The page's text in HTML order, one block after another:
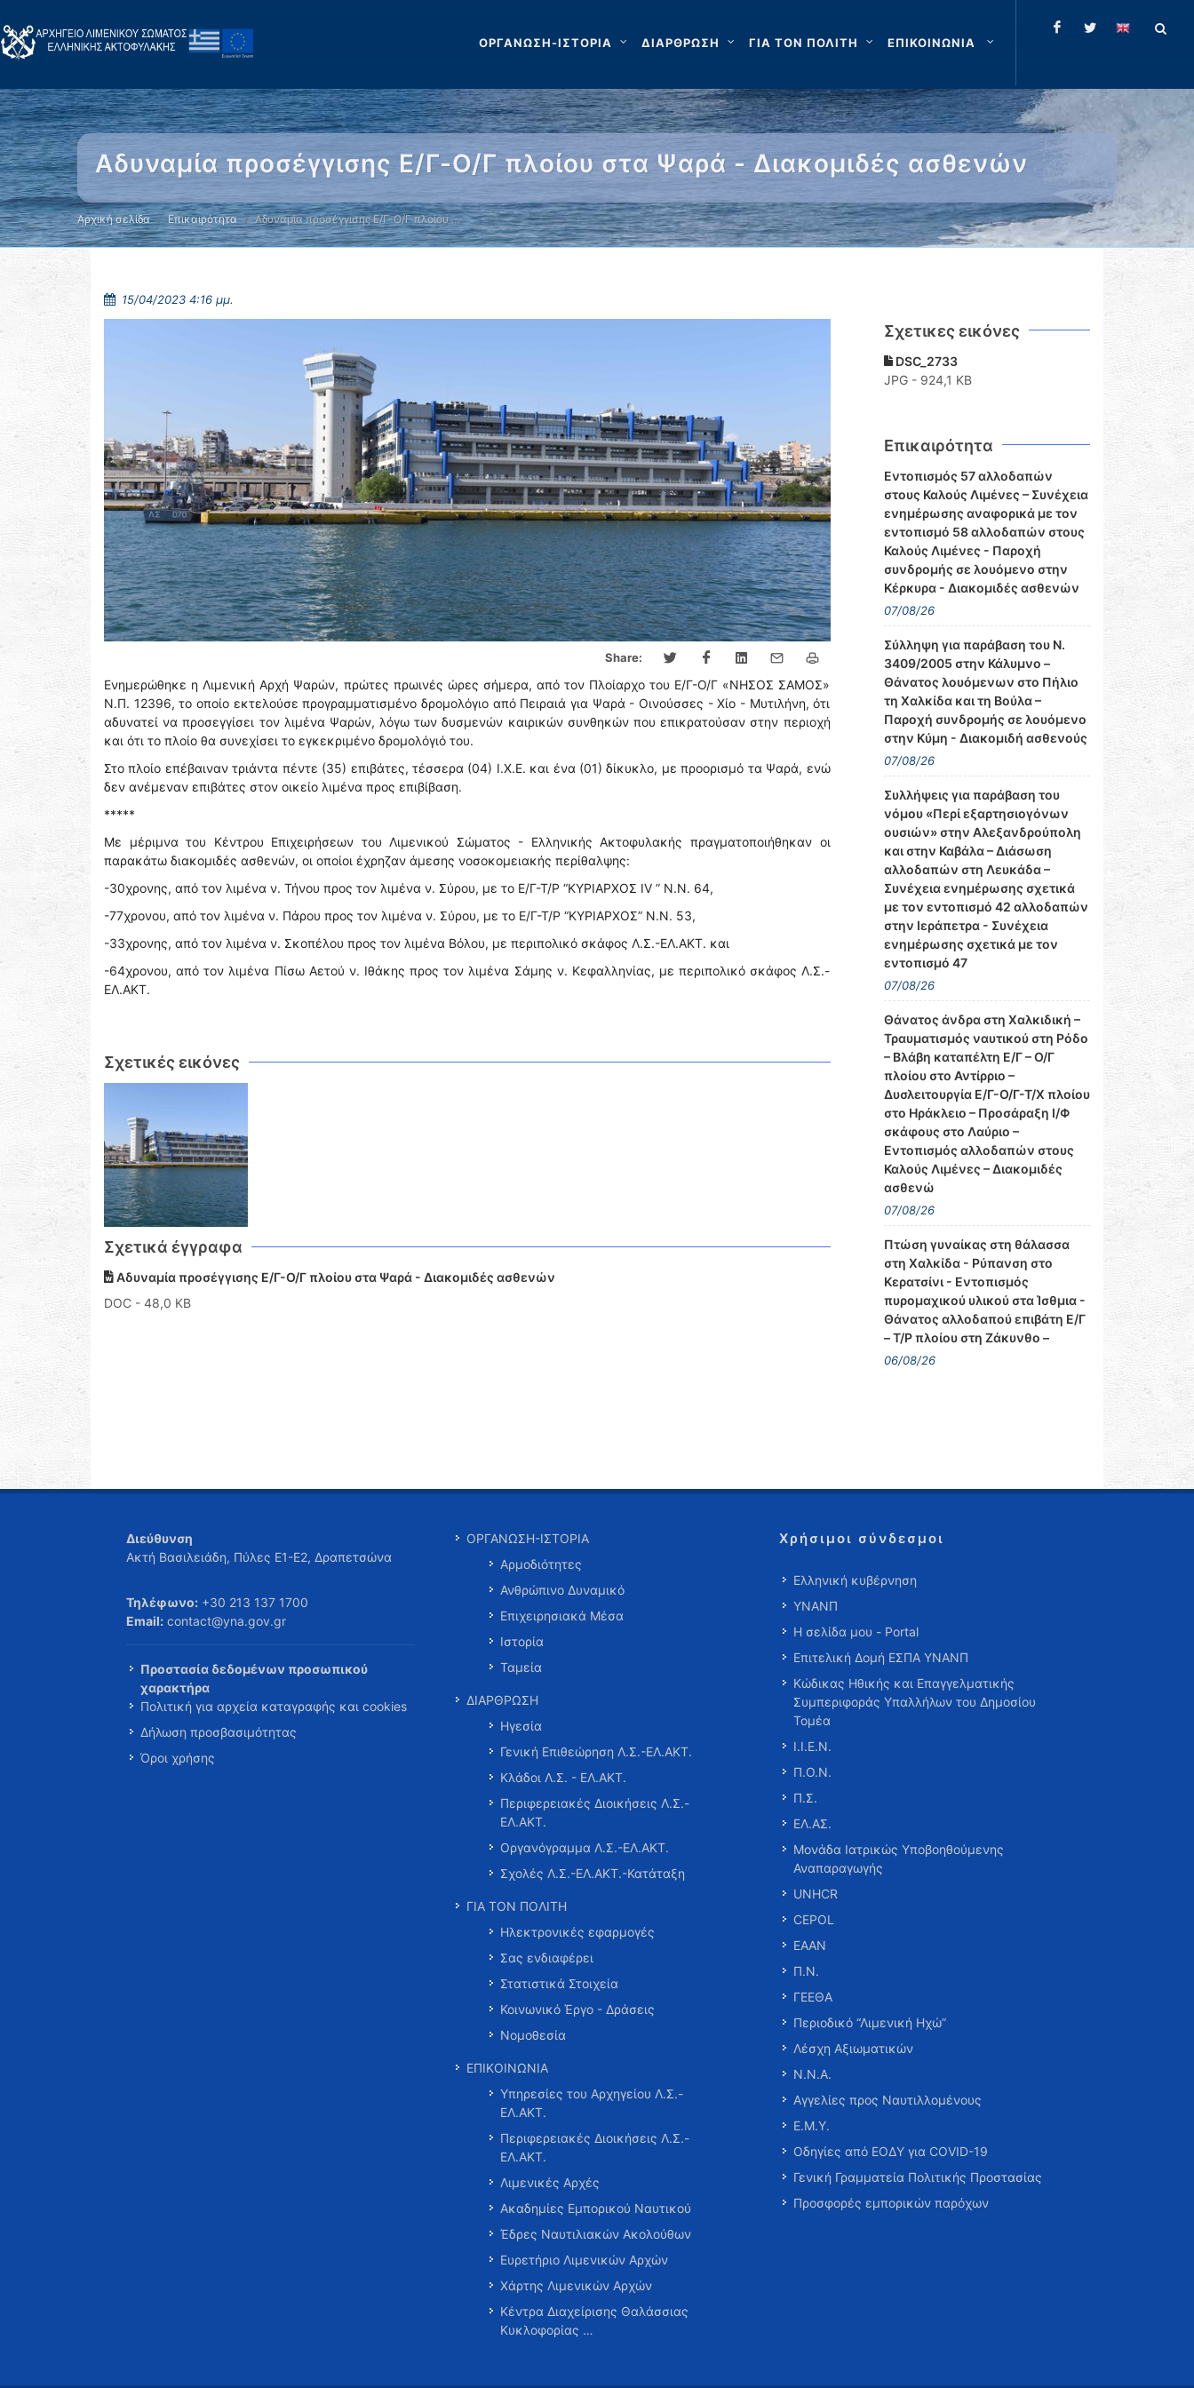
ΟΡΓΑΝΩΣΗ-ΙΣΤΟΡΙΑ ΔΙΑΡΘΡΩΣΗ ΓΙΑ ΤΟΝ ΠΟΛΙΤΗ ΕΠΙΚΟΙΝΩΝΙΑ
Αδυναμία προσέγγισης Ε/Γ-Ο/Γ πλοίου στα Ψαρά - Διακομιδές ασθενών
Αρχική σελίδα Επικαιρότητα Αδυναμία προσέγγισης Ε/Γ-Ο/Γ πλοίου …
15/04/2023 4:16 μμ.
Share:
Ενημερώθηκε η Λιμενική Αρχή Ψαρών, πρώτες πρωινές ώρες σήμερα, από τον Πλοίαρχο του Ε/Γ-Ο/Γ «ΝΗΣΟΣ ΣΑΜΟΣ»
Ν.Π. 12396, το οποίο εκτελούσε προγραμματισμένο δρομολόγιο από Πειραιά για Ψαρά - Οινούσσες - Χίο - Μυτιλήνη, ότι
αδυνατεί να προσεγγίσει τον λιμένα Ψαρών, λόγω των δυσμενών καιρικών συνθηκών που επικρατούσαν στην περιοχή
και ότι το πλοίο θα συνεχίσει το εγκεκριμένο δρομολόγιό του.
Στο πλοίο επέβαιναν τριάντα πέντε (35) επιβάτες, τέσσερα (04) Ι.Χ.Ε. και ένα (01) δίκυκλο, με προορισμό τα Ψαρά, ενώ
δεν ανέμεναν επιβάτες στον οικείο λιμένα προς επιβίβαση.
*****
Με μέριμνα του Κέντρου Επιχειρήσεων του Λιμενικού Σώματος - Ελληνικής Ακτοφυλακής πραγματοποιήθηκαν οι
παρακάτω διακομιδές ασθενών, οι οποίοι έχρηζαν άμεσης νοσοκομειακής περίθαλψης:
-30χρονης, από τον λιμένα ν. Τήνου προς τον λιμένα ν. Σύρου, με το Ε/Γ-Τ/Ρ “ΚΥΡΙΑΡΧΟΣ IV ” Ν.Ν. 64,
-77χρονου, από τον λιμένα ν. Πάρου προς τον λιμένα ν. Σύρου, με το Ε/Γ-Τ/Ρ “ΚΥΡΙΑΡΧΟΣ” Ν.Ν. 53,
-33χρονης, από τον λιμένα ν. Σκοπέλου προς τον λιμένα Βόλου, με περιπολικό σκάφος Λ.Σ.-ΕΛ.ΑΚΤ. και
-64χρονου, από τον λιμένα Πίσω Αετού ν. Ιθάκης προς τον λιμένα Σάμης ν. Κεφαλληνίας, με περιπολικό σκάφος Λ.Σ.-
ΕΛ.ΑΚΤ.
Σχετικές εικόνες
Σχετικά έγγραφα
Αδυναμία προσέγγισης Ε/Γ-Ο/Γ πλοίου στα Ψαρά - Διακομιδές ασθενών
DOC - 48,0 KB
Σχετικες εικόνες
DSC_2733
JPG - 924,1 KB
Επικαιρότητα
Εντοπισμός 57 αλλοδαπών
στους Καλούς Λιμένες – Συνέχεια
ενημέρωσης αναφορικά με τον
εντοπισμό 58 αλλοδαπών στους
Καλούς Λιμένες - Παροχή
συνδρομής σε λουόμενο στην
Κέρκυρα - Διακομιδές ασθενών
07/08/26
Σύλληψη για παράβαση του Ν.
3409/2005 στην Κάλυμνο –
Θάνατος λουόμενων στο Πήλιο
τη Χαλκίδα και τη Βούλα –
Παροχή συνδρομής σε λουόμενο
στην Κύμη - Διακομιδή ασθενούς
07/08/26
Συλλήψεις για παράβαση του
νόμου «Περί εξαρτησιογόνων
ουσιών» στην Αλεξανδρούπολη
και στην Καβάλα – Διάσωση
αλλοδαπών στη Λευκάδα –
Συνέχεια ενημέρωσης σχετικά
με τον εντοπισμό 42 αλλοδαπών
στην Ιεράπετρα - Συνέχεια
ενημέρωσης σχετικά με τον
εντοπισμό 47
07/08/26
Θάνατος άνδρα στη Χαλκιδική –
Τραυματισμός ναυτικού στη Ρόδο
– Βλάβη καταπέλτη Ε/Γ – Ο/Γ
πλοίου στο Αντίρριο –
Δυσλειτουργία Ε/Γ-Ο/Γ-Τ/Χ πλοίου
στο Ηράκλειο – Προσάραξη Ι/Φ
σκάφους στο Λαύριο –
Εντοπισμός αλλοδαπών στους
Καλούς Λιμένες – Διακομιδές
ασθενώ
07/08/26
Πτώση γυναίκας στη θάλασσα
στη Χαλκίδα - Ρύπανση στο
Κερατσίνι - Εντοπισμός
πυρομαχικού υλικού στα Ίσθμια -
Θάνατος αλλοδαπού επιβάτη Ε/Γ
– Τ/Ρ πλοίου στη Ζάκυνθο –
06/08/26
Διεύθυνση
Ακτή Βασιλειάδη, Πύλες Ε1-Ε2, Δραπετσώνα
Τηλέφωνο: +30 213 137 1700
Email: contact@yna.gov.gr
Προστασία δεδομένων προσωπικού
χαρακτήρα
Πολιτική για αρχεία καταγραφής και cookies
Δήλωση προσβασιμότητας
Όροι χρήσης
ΟΡΓΑΝΩΣΗ-ΙΣΤΟΡΙΑ
Αρμοδιότητες
Ανθρώπινο Δυναμικό
Επιχειρησιακά Μέσα
Ιστορία
Ταμεία
ΔΙΑΡΘΡΩΣΗ
Ηγεσία
Γενική Επιθεώρηση Λ.Σ.-ΕΛ.ΑΚΤ.
Κλάδοι Λ.Σ. - ΕΛ.ΑΚΤ.
Περιφερειακές Διοικήσεις Λ.Σ.-
ΕΛ.ΑΚΤ.
Οργανόγραμμα Λ.Σ.-ΕΛ.ΑΚΤ.
Σχολές Λ.Σ.-ΕΛ.ΑΚΤ.-Κατάταξη
ΓΙΑ ΤΟΝ ΠΟΛΙΤΗ
Ηλεκτρονικές εφαρμογές
Σας ενδιαφέρει
Στατιστικά Στοιχεία
Κοινωνικό Έργο - Δράσεις
Νομοθεσία
ΕΠΙΚΟΙΝΩΝΙΑ
Υπηρεσίες του Αρχηγείου Λ.Σ.-
ΕΛ.ΑΚΤ.
Περιφερειακές Διοικήσεις Λ.Σ.-
ΕΛ.ΑΚΤ.
Λιμενικές Αρχές
Ακαδημίες Εμπορικού Ναυτικού
Έδρες Ναυτιλιακών Ακολούθων
Ευρετήριο Λιμενικών Αρχών
Χάρτης Λιμενικών Αρχών
Κέντρα Διαχείρισης Θαλάσσιας
Κυκλοφορίας …
Χρήσιμοι σύνδεσμοι
Ελληνική κυβέρνηση
ΥΝΑΝΠ
Η σελίδα μου - Portal
Επιτελική Δομή ΕΣΠΑ ΥΝΑΝΠ
Κώδικας Ηθικής και Επαγγελματικής
Συμπεριφοράς Υπαλλήλων του Δημοσίου
Τομέα
Ι.Ι.Ε.Ν.
Π.Ο.Ν.
Π.Σ.
ΕΛ.ΑΣ.
Μονάδα Ιατρικώς Υποβοηθούμενης
Αναπαραγωγής
UNHCR
CEPOL
ΕΑΑΝ
Π.Ν.
ΓΕΕΘΑ
Περιοδικό “Λιμενική Ηχώ”
Λέσχη Αξιωματικών
Ν.Ν.Α.
Αγγελίες προς Ναυτιλλομένους
Ε.Μ.Υ.
Οδηγίες από ΕΟΔΥ για COVID-19
Γενική Γραμματεία Πολιτικής Προστασίας
Προσφορές εμπορικών παρόχων